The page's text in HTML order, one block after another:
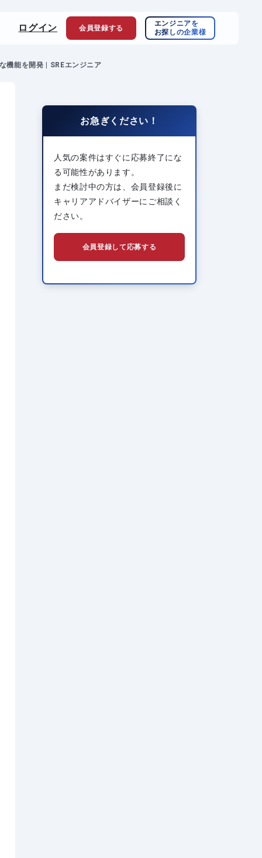
ログイン 会員登録する
エンジニアを
お探しの企業様
機能を開発 | SREエンジニア
お急ぎください！
人気の案件はすぐに応募終了にな
る可能性があります。
まだ検討中の方は、会員登録後に
キャリアアドバイザーにご相談く
ださい。
会員登録して応募する